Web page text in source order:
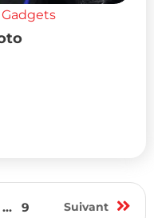
... 9 Suivant